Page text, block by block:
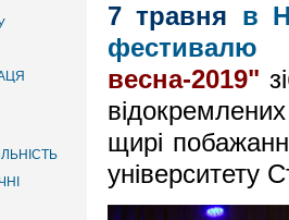
7 травня в
весна-2019"
щирі
університету